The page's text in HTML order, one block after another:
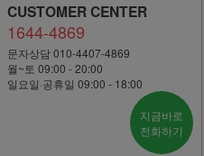
CUSTOMER CENTER
1644-4869
문자상담 010-4407-4869
월~토 09:00 - 20:00
일요일·공휴일 09:00 - 18:00
지금바로
전화하기